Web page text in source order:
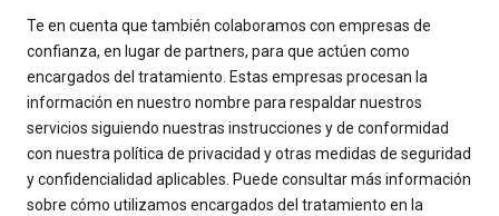
Te en cuenta que también colaboramos con empresas de
confianza, en lugar de partners, para que actúen como
encargados del tratamiento. Estas empresas procesan la
información en nuestro nombre para respaldar nuestros
servicios siguiendo nuestras instrucciones y de conformidad
con nuestra política de privacidad y otras medidas de seguridad
y confidencialidad aplicables. Puede consultar más información
sobre cómo utilizamos encargados del tratamiento en la